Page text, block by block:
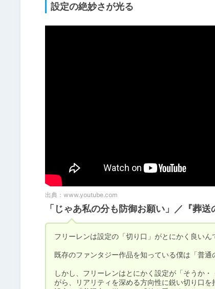
設定の絶妙さが光る
出典： www.youtube.com
「じゃあ私の分も防御お願い」／『葬
フリーレンは設定の「切り口」がとにかく良いん
既存のファンタジー作品を知っている僕は「普
しかし、フリーレンはとにかく設定が「そうか
がら、リアリティを深める方向性に鋭い切り口